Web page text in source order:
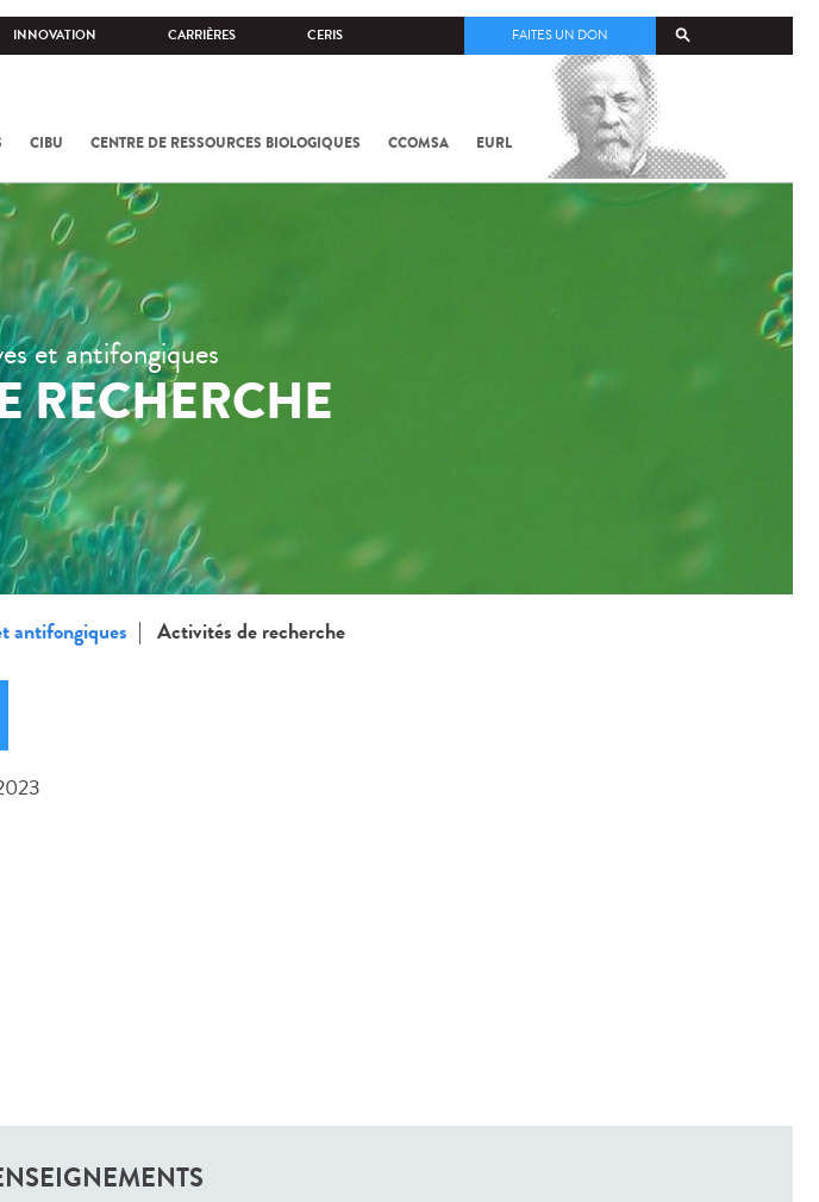
INNOVATION CARRIÈRES CERIS FAITES UN DON
CIBU CENTRE DE RESSOURCES BIOLOGIQUES CCOMSA EURL
et antifongiques
RECHERCHE
antifongiques Activités de recherche